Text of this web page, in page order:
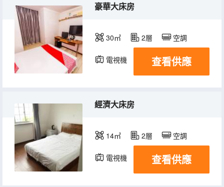
豪華大床房
30㎡ 2層 空調
電視機 查看供應
經濟大床房
14㎡ 2層 空調
電視機 查看供應